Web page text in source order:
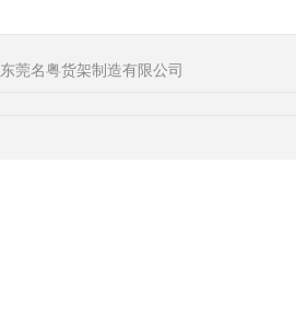
东莞名粤货架制造有限公司